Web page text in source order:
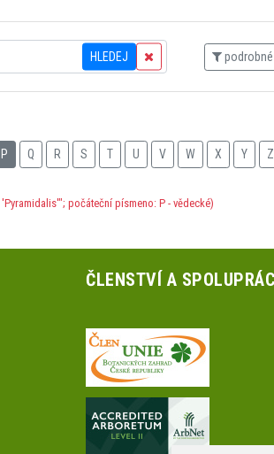
HLEDEJ podrobné
P Q R S T U V W X Y Z
počáteční písmeno: P - vědecké)
ČLENSTVÍ A